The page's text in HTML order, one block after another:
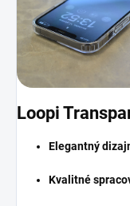
Loopi
Elegantný
Kvalitné